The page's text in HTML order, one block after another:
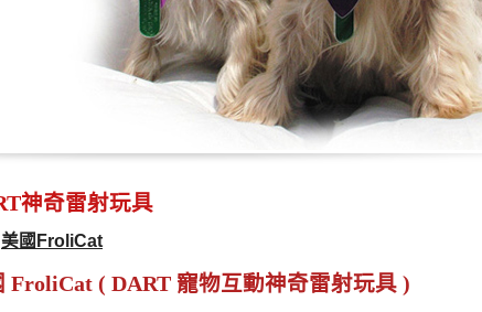
神奇雷射玩具
美國FroliCat
FroliCat ( DART 寵物互動神奇雷射玩具 )